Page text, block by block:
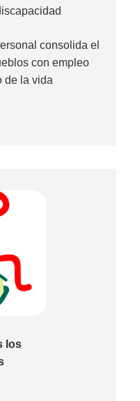
consolida el
con empleo
de la vida
los